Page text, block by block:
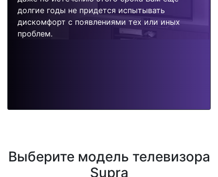
долгие годы не придется испытывать
дискомфорт с появлениями тех или иных
проблем.
Выберите модель телевизора
Supra